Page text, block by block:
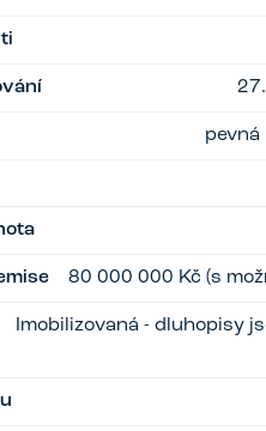
pevná
80 000 000 Kč (s
Imobilizovaná - dluhopisy